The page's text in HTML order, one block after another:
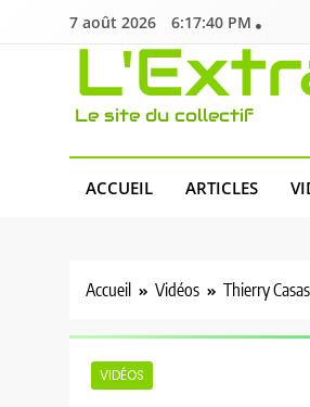
7 août 2026 6:17:41 PM
Le site du collectif
ACCUEIL ARTICLES
Accueil Vidéos Thierry
VIDÉOS